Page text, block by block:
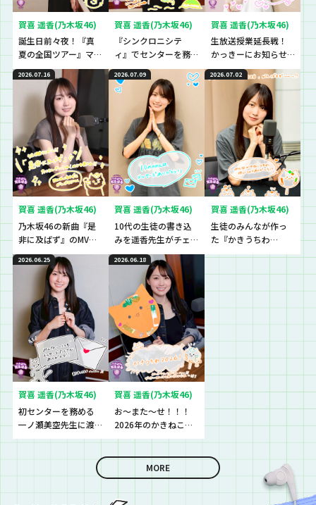
賀喜 遥香(乃木坂46)
誕生日前々夜！『真
夏の全国ツアー』マ
ストアイテムと
は！？
賀喜 遥香(乃木坂46)
『シンクロニシテ
ィ』でセンターを務
めた遥香先生の想い
とは？
賀喜 遥香(乃木坂46)
生放送授業延長戦！
かっきーにお知らせ
です！
2026.07.16
賀喜 遥香(乃木坂46)
乃木坂46の新曲『是
非に及ばず』のMVを
観た生徒の感想をチ
ェック！
2026.07.09
賀喜 遥香(乃木坂46)
10代の生徒の書き込
みを遥香先生がチェ
ック！
2026.07.02
賀喜 遥香(乃木坂46)
生徒のみんなが作っ
た『かきうちわ
2026』を最速でチェ
2026.06.25
賀喜 遥香(乃木坂46)
初センターを務める
一ノ瀬美空先生に渡
したものとは？
2026.06.18
賀喜 遥香(乃木坂46)
お〜また〜せ！！！
2026年のかきねこう
ちわが完成♪♪♪
MORE